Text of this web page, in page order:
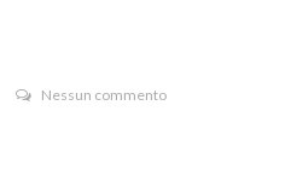
Nessun commento